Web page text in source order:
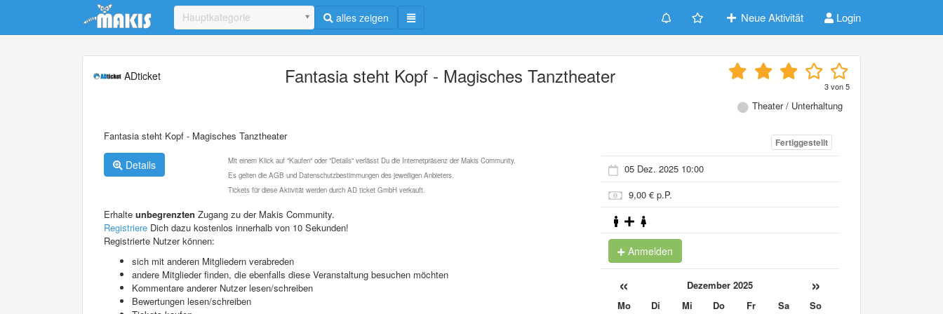
Update cookies preferences
Hauptkategorie alles zeigen Neue Aktivität Login
ADticket Fantasia steht Kopf - Magisches Tanztheater 3von5
Theater / Unterhaltung
Fantasia steht Kopf - Magisches Tanztheater
Details
Mit einem Klick auf "Kaufen" oder "Details" verlässt Du die Internetpräsenz der Makis Community.
Es gelten die AGB und Datenschutzbestimmungen des jeweiligen Anbieters.
Tickets für diese Aktivität werden durch AD ticket GmbH verkauft.
Erhalte unbegrenzten Zugang zu der Makis Community.
Registriere Dich dazu kostenlos innerhalb von 10 Sekunden!
Registrierte Nutzer können:
sich mit anderen Mitgliedern verabreden
andere Mitglieder finden, die ebenfalls diese Veranstaltung besuchen möchten
Kommentare anderer Nutzer lesen/schreiben
Bewertungen lesen/schreiben
Fertiggestellt
05 Dez. 2025 10:00
9,00 € p.P.
Anmelden
« Dezember 2025 »
Mo Di Mi Do Fr Sa
So